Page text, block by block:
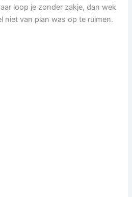
loop je zonder zakje, dan wek
niet van plan was op te ruimen.